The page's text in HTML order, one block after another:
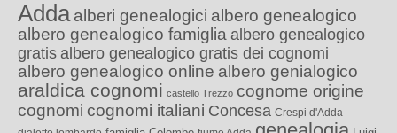
Adda alberi genealogici albero genealogico
albero genealogico famiglia albero genealogico
gratis albero genealogico gratis dei cognomi
albero genealogico online albero genialogico
araldica cognomi castello Trezzo cognome origine
cognomi cognomi italiani Concesa Crespi d'Adda